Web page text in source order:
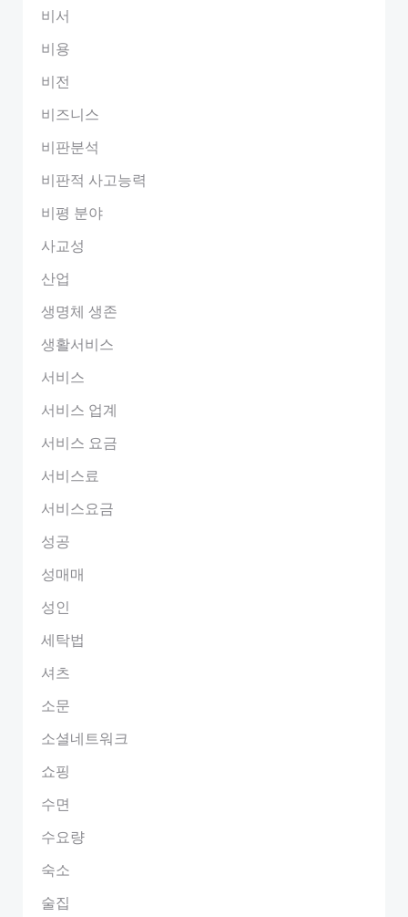
비서
비용
비전
비즈니스
비판분석
비판적 사고능력
비평 분야
사교성
산업
생명체 생존
생활서비스
서비스
서비스 업계
서비스 요금
서비스료
서비스요금
성공
성매매
성인
세탁법
셔츠
소문
소셜네트워크
쇼핑
수면
수요량
숙소
술집